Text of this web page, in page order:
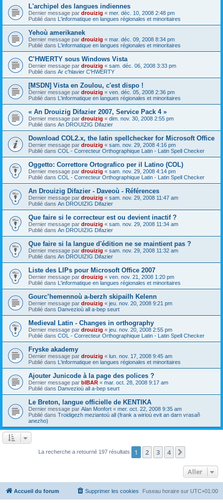
L'archipel des langues indiennes
Dernier message par drouizig « mer. déc. 10, 2008 2:48 pm
Publié dans L'informatique en langues régionales et minoritaires
Yehoù amerikanek
Dernier message par drouizig « mar. déc. 09, 2008 8:34 pm
Publié dans L'informatique en langues régionales et minoritaires
C’HWERTY sous Windows Vista
Dernier message par drouizig « sam. déc. 06, 2008 3:33 pm
Publié dans Ar c'hlavier C'HWERTY
[MSDN] Vista en Zoulou, c'est dispo !
Dernier message par drouizig « ven. déc. 05, 2008 2:36 pm
Publié dans L'informatique en langues régionales et minoritaires
« An Drouizig Difazier 2007, Service Pack 4 »
Dernier message par drouizig « dim. nov. 30, 2008 2:55 pm
Publié dans An DROUIZIG Difazier
Download COL2.x, the latin spellchecker for Microsoft Office
Dernier message par drouizig « sam. nov. 29, 2008 4:16 pm
Publié dans COL - Correcteur Orthographique Latin - Latin Spell Checker
Oggetto: Correttore Ortografico per il Latino (COL)
Dernier message par drouizig « sam. nov. 29, 2008 4:14 pm
Publié dans COL - Correcteur Orthographique Latin - Latin Spell Checker
An Drouizig Difazier - Daveoù - Références
Dernier message par drouizig « sam. nov. 29, 2008 11:47 am
Publié dans An DROUIZIG Difazier
Que faire si le correcteur est ou devient inactif ?
Dernier message par drouizig « sam. nov. 29, 2008 11:34 am
Publié dans An DROUIZIG Difazier
Que faire si la langue d'édition ne se maintient pas ?
Dernier message par drouizig « sam. nov. 29, 2008 11:32 am
Publié dans An DROUIZIG Difazier
Liste des LIPs pour Microsoft Office 2007
Dernier message par drouizig « ven. nov. 21, 2008 1:20 pm
Publié dans L'informatique en langues régionales et minoritaires
Gourc’hemennoù a-berzh skipailh Kelenn
Dernier message par drouizig « jeu. nov. 20, 2008 9:21 pm
Publié dans Danvezioù all a-bep seurt
Medieval Latin - Changes in orthography
Dernier message par drouizig « jeu. nov. 20, 2008 2:55 pm
Publié dans COL - Correcteur Orthographique Latin - Latin Spell Checker
Fryske akademy
Dernier message par drouizig « lun. nov. 17, 2008 9:45 am
Publié dans L'informatique en langues régionales et minoritaires
Ajouter Junicode à la page des polices ?
Dernier message par bIBAR « mar. oct. 28, 2008 9:17 am
Publié dans Danvezioù all a-bep seurt
Le Breton, langue officielle de KENTIKA
Dernier message par Alan Monfort « mer. oct. 22, 2008 9:35 am
Publié dans Troidigezh meziantoù all (frank a wirioù evit an darn vrasañ
anezho)
La recherche a retourné 197 résultats 1 2 3 4
Aller
Accueil du forum Fuseau horaire sur UTC+01:00
Supprimer les cookies